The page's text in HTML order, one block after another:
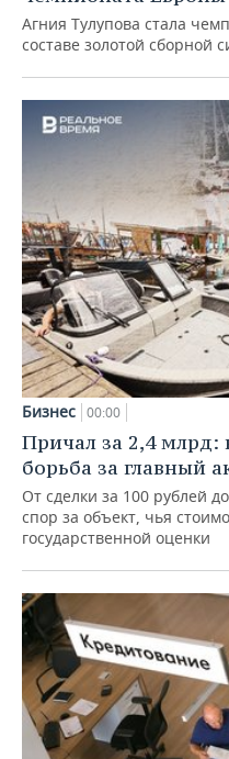
Агния Тулупова стала
составе золотой сборной
Бизнес 00:00
Причал за 2,4 млрд:
борьба за главный
От сделки за 100 рублей
спор за объект, чья
государственной оценки